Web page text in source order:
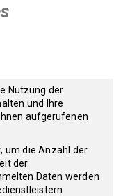
Nutzung der
und Ihre
aufgerufenen
um die Anzahl der
der
Daten werden